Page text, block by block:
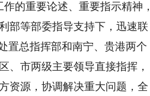
的重要论述、重要指示精神，
部等部委指导支持下，迅速联
置总指挥部和南宁、贵港两个
、市两级主要领导直接指挥，
资源，协调解决重大问题，全